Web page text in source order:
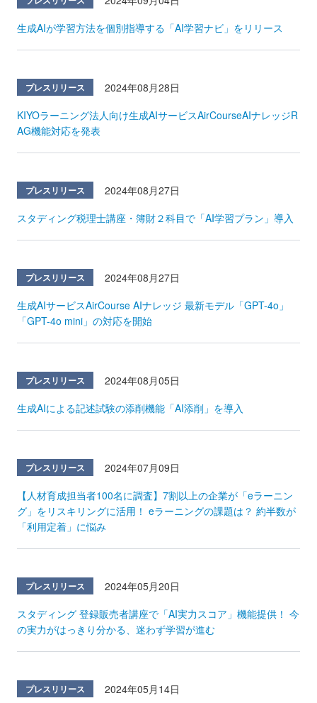
生成AIが学習方法を個別指導する「AI学習ナビ」をリリース
プレスリリース
2024年08月28日
KIYOラーニング法人向け生成AIサービスAirCourseAIナレッジR
AG機能対応を発表
プレスリリース
2024年08月27日
スタディング税理士講座・簿財２科目で「AI学習プラン」導入
プレスリリース
2024年08月27日
生成AIサービスAirCourse AIナレッジ 最新モデル「GPT-4o」
「GPT-4o mini」の対応を開始
プレスリリース
2024年08月05日
生成AIによる記述試験の添削機能「AI添削」を導入
プレスリリース
2024年07月09日
【人材育成担当者100名に調査】7割以上の企業が「eラーニン
グ」をリスキリングに活用！ eラーニングの課題は？ 約半数が
「利用定着」に悩み
プレスリリース
2024年05月20日
スタディング 登録販売者講座で「AI実力スコア」機能提供！ 今
の実力がはっきり分かる、迷わず学習が進む
プレスリリース
2024年05月14日